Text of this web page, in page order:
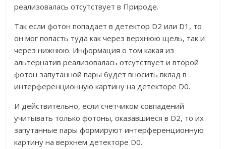
реализовалась отсутствует в Природе.
Так если фотон попадает в детектор D2 или D1, то
он мог попасть туда как через верхнюю щель, так и
через нижнюю. Информация о том какая из
альтернатив реализовалась отсутствует и второй
фотон запутанной пары будет вносить вклад в
интерференционную картину на детекторе D0.
И действительно, если счетчиком совпадений
учитывать только фотоны, оказавшиеся в D2, то их
запутанные пары формируют интерференционную
картину на верхнем детекторе D0.